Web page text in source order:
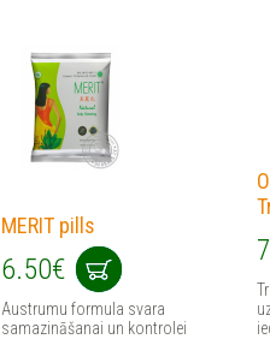
MERIT pills
6.50€
Austrumu formula svara
samazināšanai un kontrolei